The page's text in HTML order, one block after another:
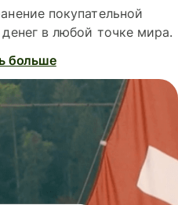
покупательной
в любой точке мира.
больше